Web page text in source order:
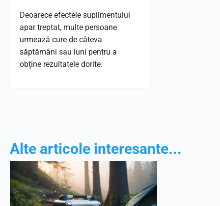
Deoarece efectele suplimentului
apar treptat, multe persoane
urmează cure de câteva
săptămâni sau luni pentru a
obține rezultatele dorite.
Alte articole interesante...